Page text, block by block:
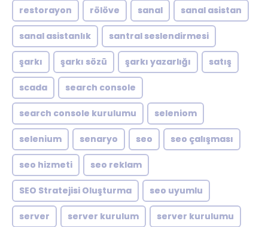
restorayon rölöve sanal sanal asistan
sanal asistanlık santral seslendirmesi
şarkı şarkı sözü şarkı yazarlığı satış
scada search console
search console kurulumu seleniom
selenium senaryo seo seo çalışması
seo hizmeti seo reklam
SEO Stratejisi Oluşturma seo uyumlu
server server kurulum server kurulumu